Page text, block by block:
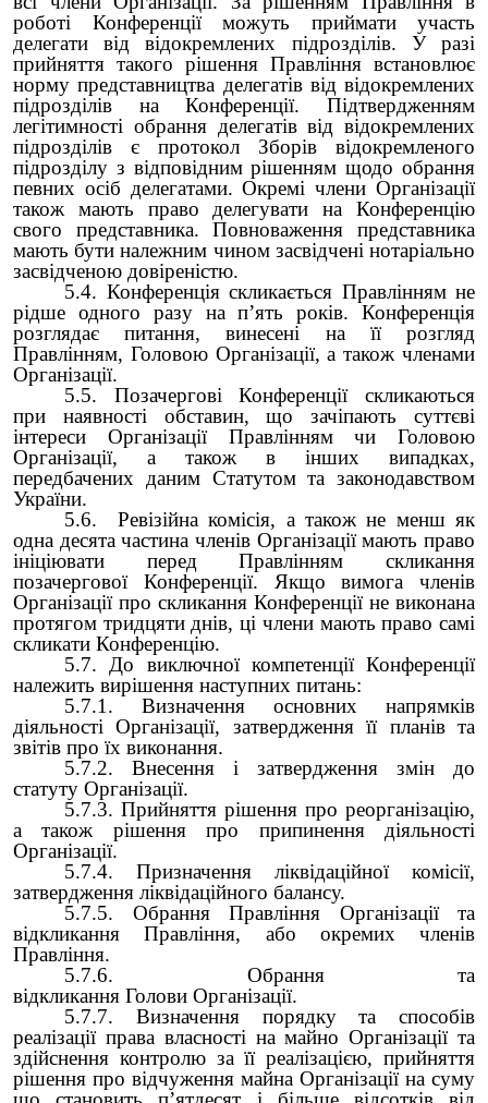
роботі Конференції можуть приймати участь
делегати від відокремлених підрозділів. У разі
прийняття такого рішення Правління встановлює
норму представництва делегатів від відокремлених
підрозділів на Конференції. Підтвердженням
легітимності обрання делегатів від відокремлених
підрозділів є протокол Зборів відокремленого
підрозділу з відповідним рішенням щодо обрання
певних осіб делегатами. Окремі члени Організації
також мають право делегувати на Конференцію
свого представника. Повноваження представника
мають бути належним чином засвідчені нотаріально
засвідченою довіреністю.
5.4. Конференція скликається Правлінням не
рідше одного разу на п’ять років. Конференція
розглядає питання, винесені на її розгляд
Правлінням, Головою Організації, а також членами
Організації.
5.5. Позачергові Конференції скликаються
при наявності обставин, що зачіпають суттєві
інтереси Організації Правлінням чи Головою
Організації, а також в інших випадках,
передбачених даним Статутом та законодавством
України.
5.6. Ревізійна комісія, а також не менш як
одна десята частина членів Організації мають право
ініціювати перед Правлінням скликання
позачергової Конференції. Якщо вимога членів
Організації про скликання Конференції не виконана
протягом тридцяти днів, ці члени мають право самі
скликати Конференцію.
5.7. До виключної компетенції Конференції
належить вирішення наступних питань:
5.7.1. Визначення основних напрямків
діяльності Організації, затвердження її планів та
звітів про їх виконання.
5.7.2. Внесення і затвердження змін до
статуту Організації.
5.7.3. Прийняття рішення про реорганізацію,
а також рішення про припинення діяльності
Організації.
5.7.4. Призначення ліквідаційної комісії,
затвердження ліквідаційного балансу.
5.7.5. Обрання Правління Організації та
відкликання Правління, або окремих членів
Правління.
5.7.6. Обрання та
відкликання Голови Організації.
5.7.7. Визначення порядку та способів
реалізації права власності на майно Організації та
здійснення контролю за її реалізацією, прийняття
рішення про відчуження майна Організації на суму